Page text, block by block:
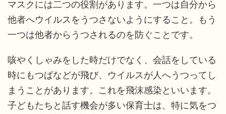
マスクには二つの役割があります。一つは自分から
他者へウイルスをうつさないようにすること。もう
一つは他者からうつされるのを防ぐことです。
咳やくしゃみをした時だけでなく、会話をしている
時にもつばなどが飛び、ウイルスが人へうつってし
まうことがあります。これを飛沫感染といいます。
子どもたちと話す機会が多い保育士は、特に気をつ